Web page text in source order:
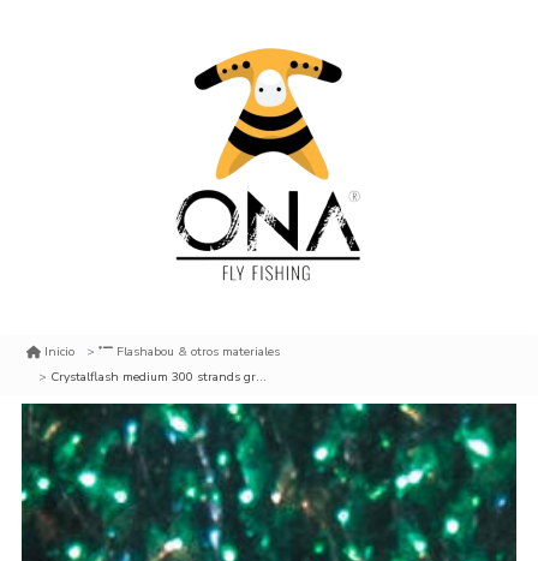
Inicio
Flashabou & otros materiales
Crystalflash medium 300 strands green